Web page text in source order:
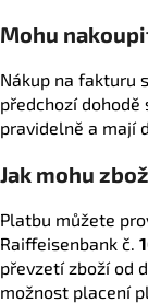
Mohu
Nákup na fakturu
předchozí
pravidelně a mají
Jak mohu
Platbu můžete
Raiffeisenbank č.
převzetí zboží od
možnost placení
a
j
í
t